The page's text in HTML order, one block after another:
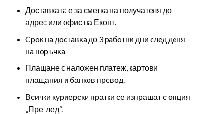
Доставката е за сметка на получателя до
адрес или офис на Еконт.
Cpoĸ нa дocтaвĸa до 3 paбoтни дни cлeд дeня
нa пopъчĸa.
Плащане с наложен платеж, картови
плащания и банков превод.
Всички куриерски пратки се изпращат с опция
„Преглед“.